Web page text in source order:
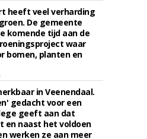
heeft veel verharding
De gemeente
komende tijd aan de
waar
bomen, planten en
in Veenendaal.
gedacht voor een
geeft aan dat
en naast het voldoen
werken ze aan meer